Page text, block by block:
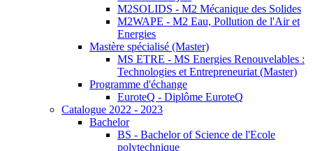
M2SOLIDS - M2 Mécanique des Solides
M2WAPE - M2 Eau, Pollution de l'Air et
Energies
Mastère spécialisé (Master)
MS ETRE - MS Energies Renouvelables :
Technologies et Entrepreneuriat (Master)
Programme d'échange
EuroteQ - Diplôme EuroteQ
Catalogue 2022 - 2023
Bachelor
BS - Bachelor of Science de l'Ecole
polytechnique